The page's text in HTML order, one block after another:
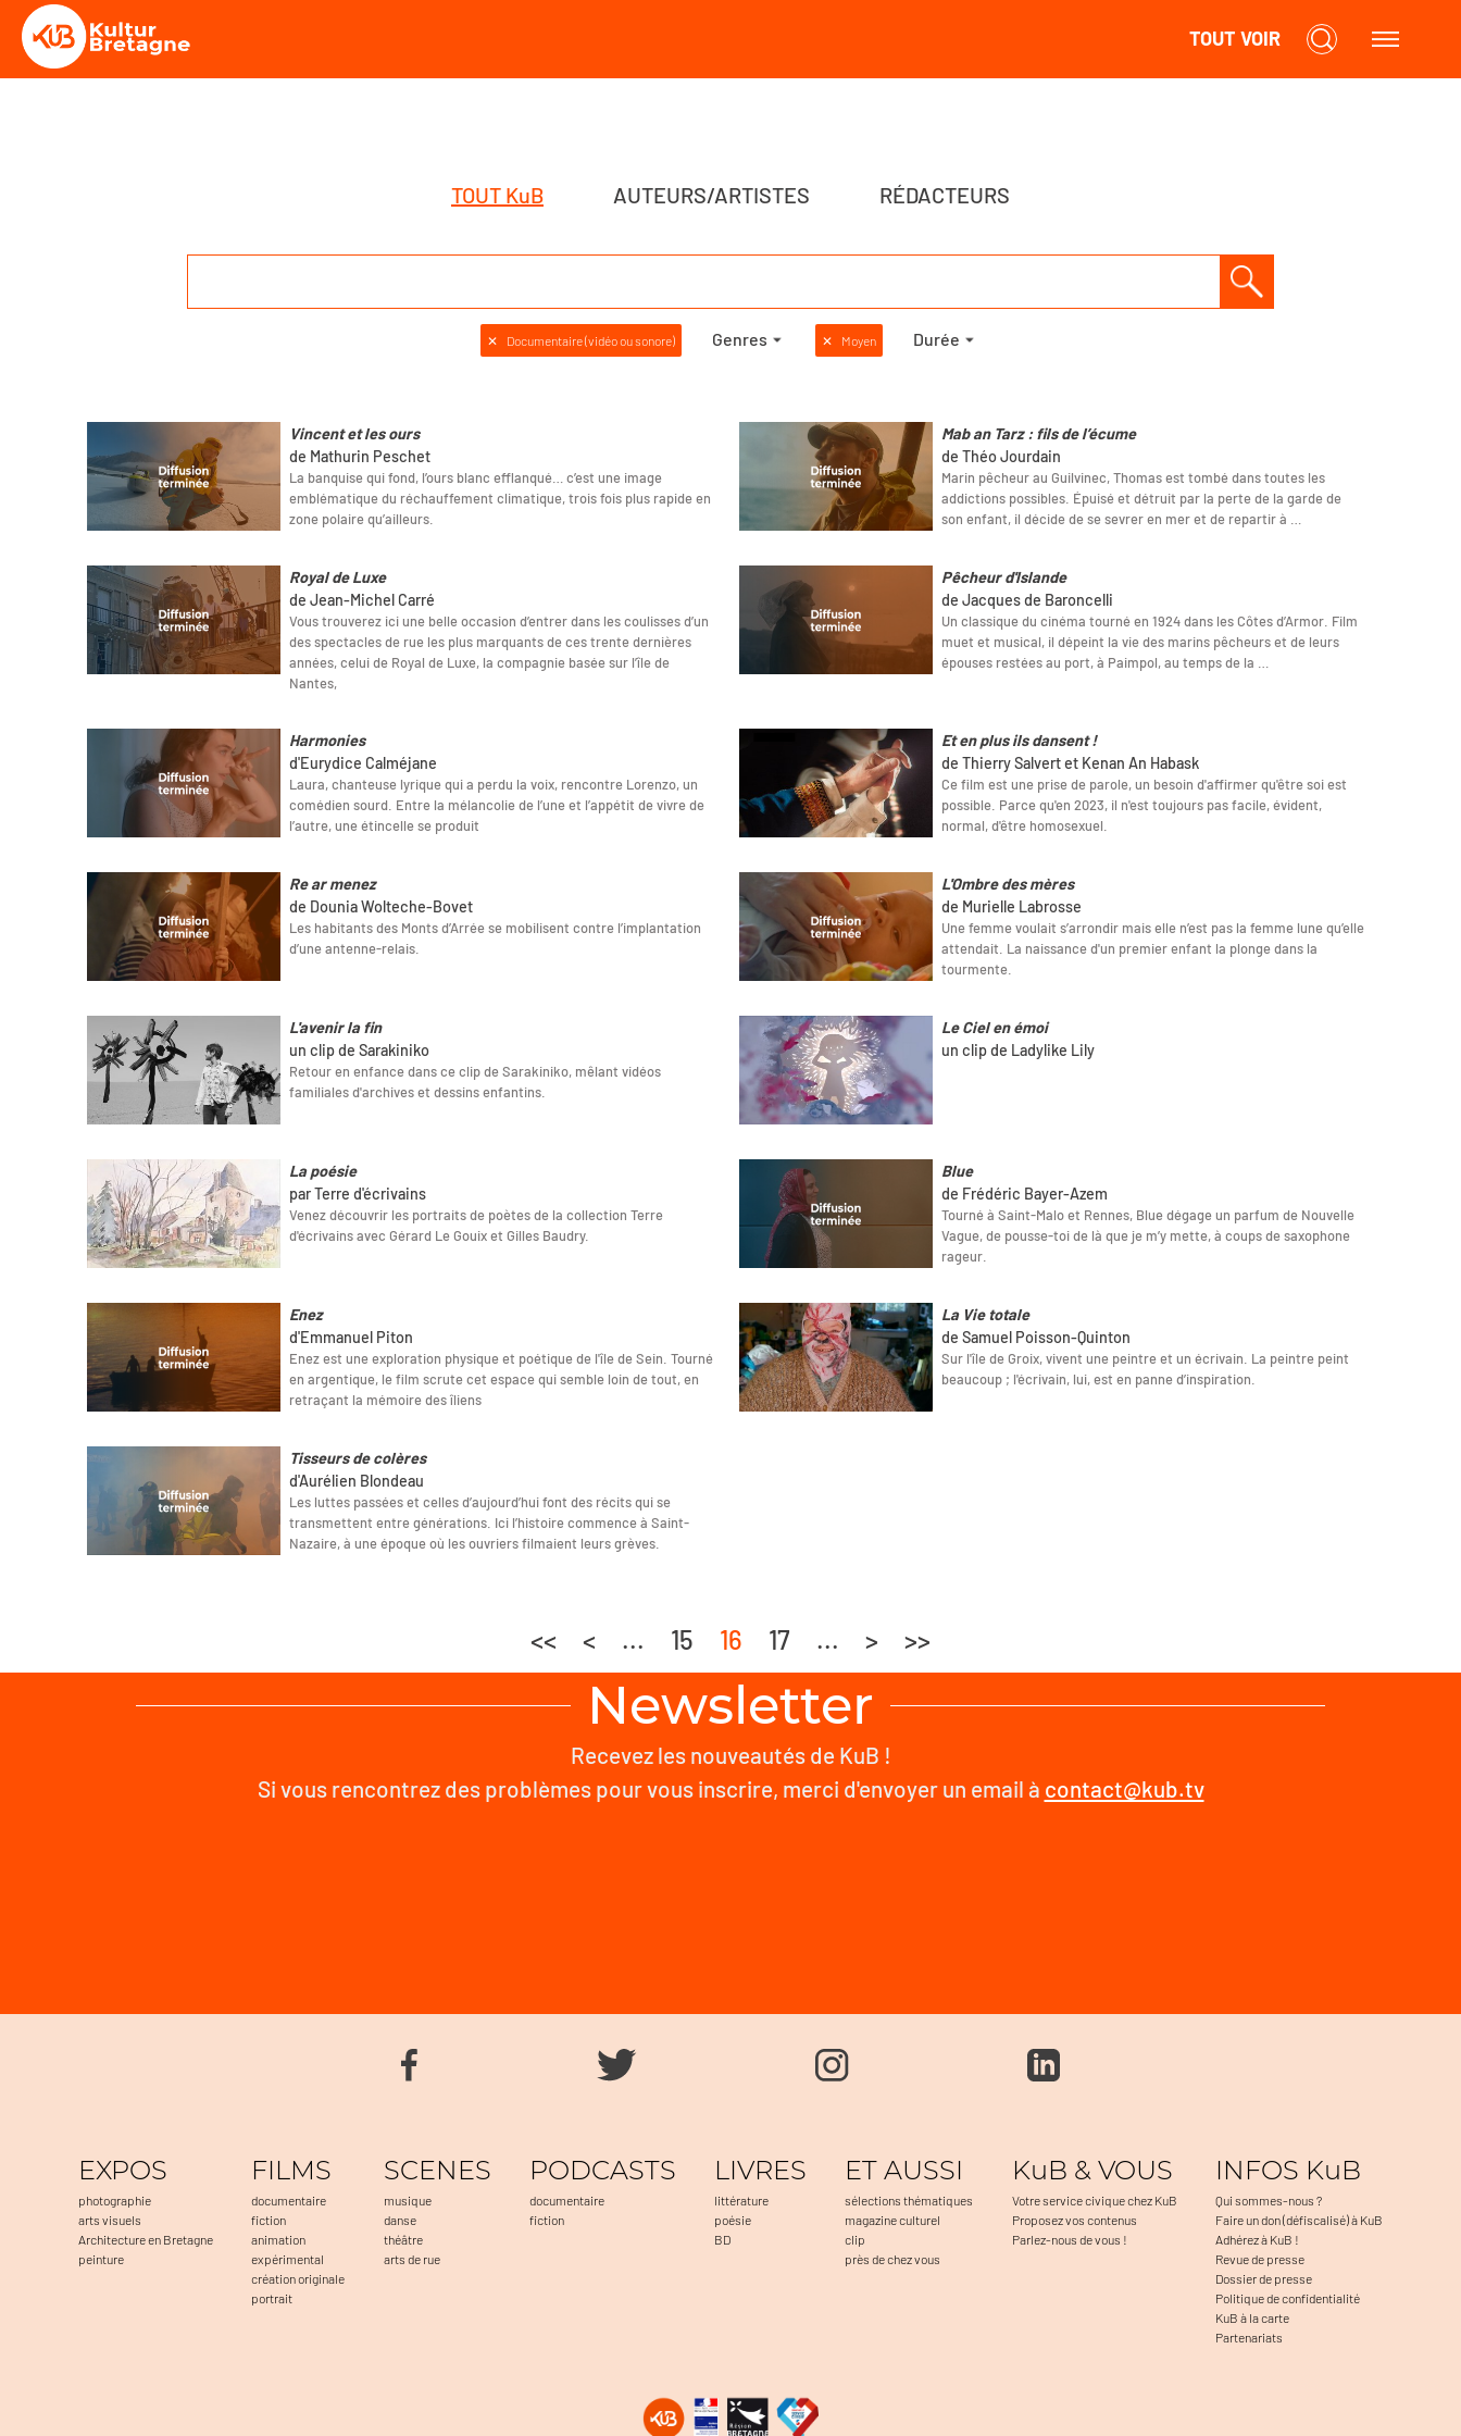
TOUT VOIR
TOUT KuB AUTEURS/ARTISTES RÉDACTEURS
✕ Documentaire (vidéo ou sonore) Genres ✕ Moyen Durée
Vincent et les ours
de Mathurin Peschet
La banquise qui fond, l’ours blanc efflanqué… c’est une image
emblématique du réchauffement climatique, trois fois plus rapide en
zone polaire qu’ailleurs.
Mab an Tarz : fils de l’écume
de Théo Jourdain
Marin pêcheur au Guilvinec, Thomas est tombé dans toutes les
addictions possibles. Épuisé et détruit par la perte de la garde de
son enfant, il décide de se sevrer en mer et de repartir à …
Royal de Luxe
de Jean-Michel Carré
Vous trouverez ici une belle occasion d’entrer dans les coulisses d’un
des spectacles de rue les plus marquants de ces trente dernières
années, celui de Royal de Luxe, la compagnie basée sur l’île de
Nantes,
Pêcheur d'Islande
de Jacques de Baroncelli
Un classique du cinéma tourné en 1924 dans les Côtes d’Armor. Film
muet et musical, il dépeint la vie des marins pêcheurs et de leurs
épouses restées au port, à Paimpol, au temps de la …
Harmonies
d'Eurydice Calméjane
Laura, chanteuse lyrique qui a perdu la voix, rencontre Lorenzo, un
comédien sourd. Entre la mélancolie de l’une et l’appétit de vivre de
l’autre, une étincelle se produit
Et en plus ils dansent !
de Thierry Salvert et Kenan An Habask
Ce film est une prise de parole, un besoin d'affirmer qu'être soi est
possible. Parce qu'en 2023, il n'est toujours pas facile, évident,
normal, d'être homosexuel.
Re ar menez
de Dounia Wolteche-Bovet
Les habitants des Monts d’Arrée se mobilisent contre l’implantation
d’une antenne-relais.
L'Ombre des mères
de Murielle Labrosse
Une femme voulait s’arrondir mais elle n’est pas la femme lune qu’elle
attendait. La naissance d'un premier enfant la plonge dans la
tourmente.
L'avenir la fin
un clip de Sarakiniko
Retour en enfance dans ce clip de Sarakiniko, mêlant vidéos
familiales d'archives et dessins enfantins.
Le Ciel en émoi
un clip de Ladylike Lily
La poésie
par Terre d'écrivains
Venez découvrir les portraits de poètes de la collection Terre
d'écrivains avec Gérard Le Gouix et Gilles Baudry.
Blue
de Frédéric Bayer-Azem
Tourné à Saint-Malo et Rennes, Blue dégage un parfum de Nouvelle
Vague, de pousse-toi de là que je m’y mette, à coups de saxophone
rageur.
Enez
d'Emmanuel Piton
Enez est une exploration physique et poétique de l'île de Sein. Tourné
en argentique, le film scrute cet espace qui semble loin de tout, en
retraçant la mémoire des îliens
La Vie totale
de Samuel Poisson-Quinton
Sur l'île de Groix, vivent une peintre et un écrivain. La peintre peint
beaucoup ; l'écrivain, lui, est en panne d’inspiration.
Tisseurs de colères
d'Aurélien Blondeau
Les luttes passées et celles d’aujourd’hui font des récits qui se
transmettent entre générations. Ici l’histoire commence à Saint-
Nazaire, à une époque où les ouvriers filmaient leurs grèves.
<< < ... 15 16 17 ... > >>
Newsletter
Recevez les nouveautés de KuB !
Si vous rencontrez des problèmes pour vous inscrire, merci d'envoyer un email à contact@kub.tv
EXPOS
photographie
arts visuels
Architecture en Bretagne
peinture
FILMS
documentaire
fiction
animation
expérimental
création originale
portrait
SCENES
musique
danse
théâtre
arts de rue
PODCASTS
documentaire
fiction
LIVRES
littérature
poésie
BD
ET AUSSI
sélections thématiques
magazine culturel
clip
près de chez vous
KuB & VOUS
Votre service civique chez KuB
Proposez vos contenus
Parlez-nous de vous !
INFOS KuB
Qui sommes-nous ?
Faire un don (défiscalisé) à KuB
Adhérez à KuB !
Revue de presse
Dossier de presse
Politique de confidentialité
KuB à la carte
Partenariats